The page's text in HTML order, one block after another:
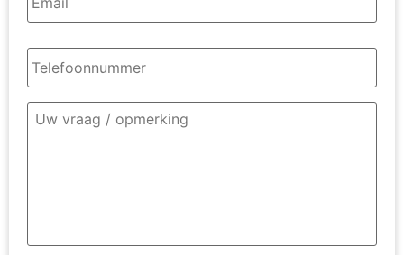
Telefoonnummer *
Omschrijving
contact *